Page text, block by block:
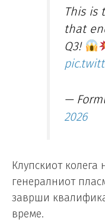
This is
that
Q3!
—
2026
Клупскиот
генералниот
заврши
време.